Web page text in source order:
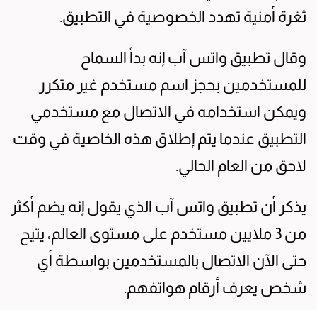
ثغرة أمنية تهدد الخصوصية في التطبيق.
وقال تطبيق واتس آب إنه بدأ السماح
للمستخدمين بحجز اسم مستخدم غير متكرر
ويمكن استخدامه في الاتصال مع مستخدمي
التطبيق عندما يتم إطلاق هذه الخاصية في وقت
لاحق من العام الحالي.
يذكر أن تطبيق واتس آب الذي يقول إنه يضم أكثر
من 3 ملايين مستخدم على مستوى العالم، يتيح
حتى الآن الاتصال بالمستخدمين بواسطة أي
شخص يعرف أرقام هواتفهم.